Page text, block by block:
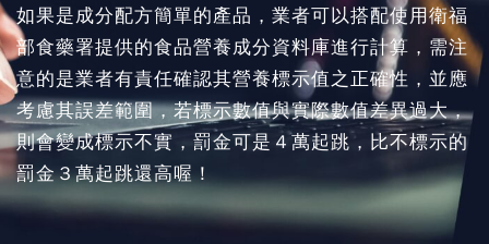
如果是成分配方簡單的產品，業者可以搭配使用衛福
部食藥署提供的食品營養成分資料庫進行計算，需注
意的是業者有責任確認其營養標示值之正確性，並應
考慮其誤差範圍，若標示數值與實際數值差異過大，
則會變成標示不實，罰金可是４萬起跳，比不標示的
罰金３萬起跳還高喔！